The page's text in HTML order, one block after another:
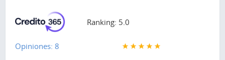
Ranking: 5.0
Opiniones: 8